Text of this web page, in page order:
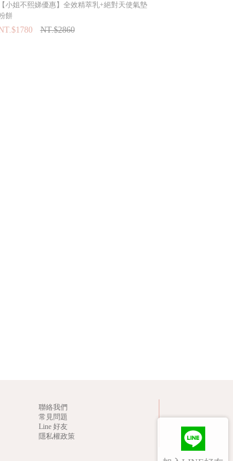
【小姐不熙娣優惠】全效精萃乳+絕對天使氣墊
餅
NT.$2860
聯絡我們
常見問題
Line 好友
隱私權政策